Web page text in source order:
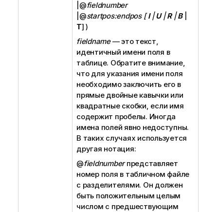
|@fieldnumber
|@startpos:endpos [I|U|R|B|
T] )
fieldname— это текст,
идентичный имени поля в
таблице. Обратите внимание,
что для указания имени поля
необходимо заключить его в
прямые двойные кавычки или
квадратные скобки, если имя
содержит пробелы. Иногда
имена полей явно недоступны.
В таких случаях используется
другая нотация:
@fieldnumberпредставляет
номер поля в табличном файле
с разделителями. Он должен
быть положительным целым
числом с предшествующим